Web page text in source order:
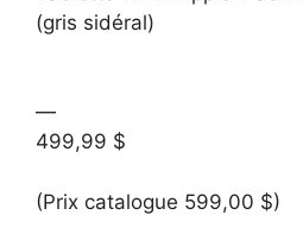
(gris sidéral)
—
499,99 $
(Prix catalogue 599,00 $)